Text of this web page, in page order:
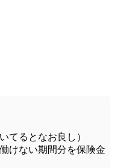
てるとなお良し）
けない期間分を保険金